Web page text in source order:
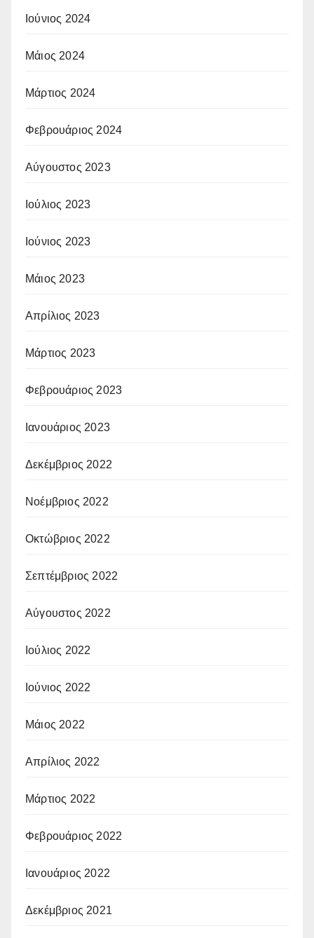
Ιούνιος 2024
Μάιος 2024
Μάρτιος 2024
Φεβρουάριος 2024
Αύγουστος 2023
Ιούλιος 2023
Ιούνιος 2023
Μάιος 2023
Απρίλιος 2023
Μάρτιος 2023
Φεβρουάριος 2023
Ιανουάριος 2023
Δεκέμβριος 2022
Νοέμβριος 2022
Οκτώβριος 2022
Σεπτέμβριος 2022
Αύγουστος 2022
Ιούλιος 2022
Ιούνιος 2022
Μάιος 2022
Απρίλιος 2022
Μάρτιος 2022
Φεβρουάριος 2022
Ιανουάριος 2022
Δεκέμβριος 2021